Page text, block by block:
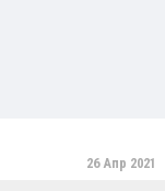
26 Апр 2021